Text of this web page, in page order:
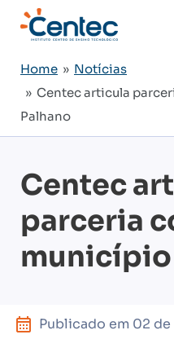
Home » Notícias
» Centec articula
Palhano
Centec
parceria
município
Publicado em 02